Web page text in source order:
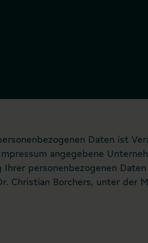
Daten ist
angegebene
Ihrer personenbezogenen
Christian Borchers, unter der